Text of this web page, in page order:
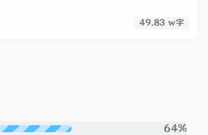
49.83 w字
64%